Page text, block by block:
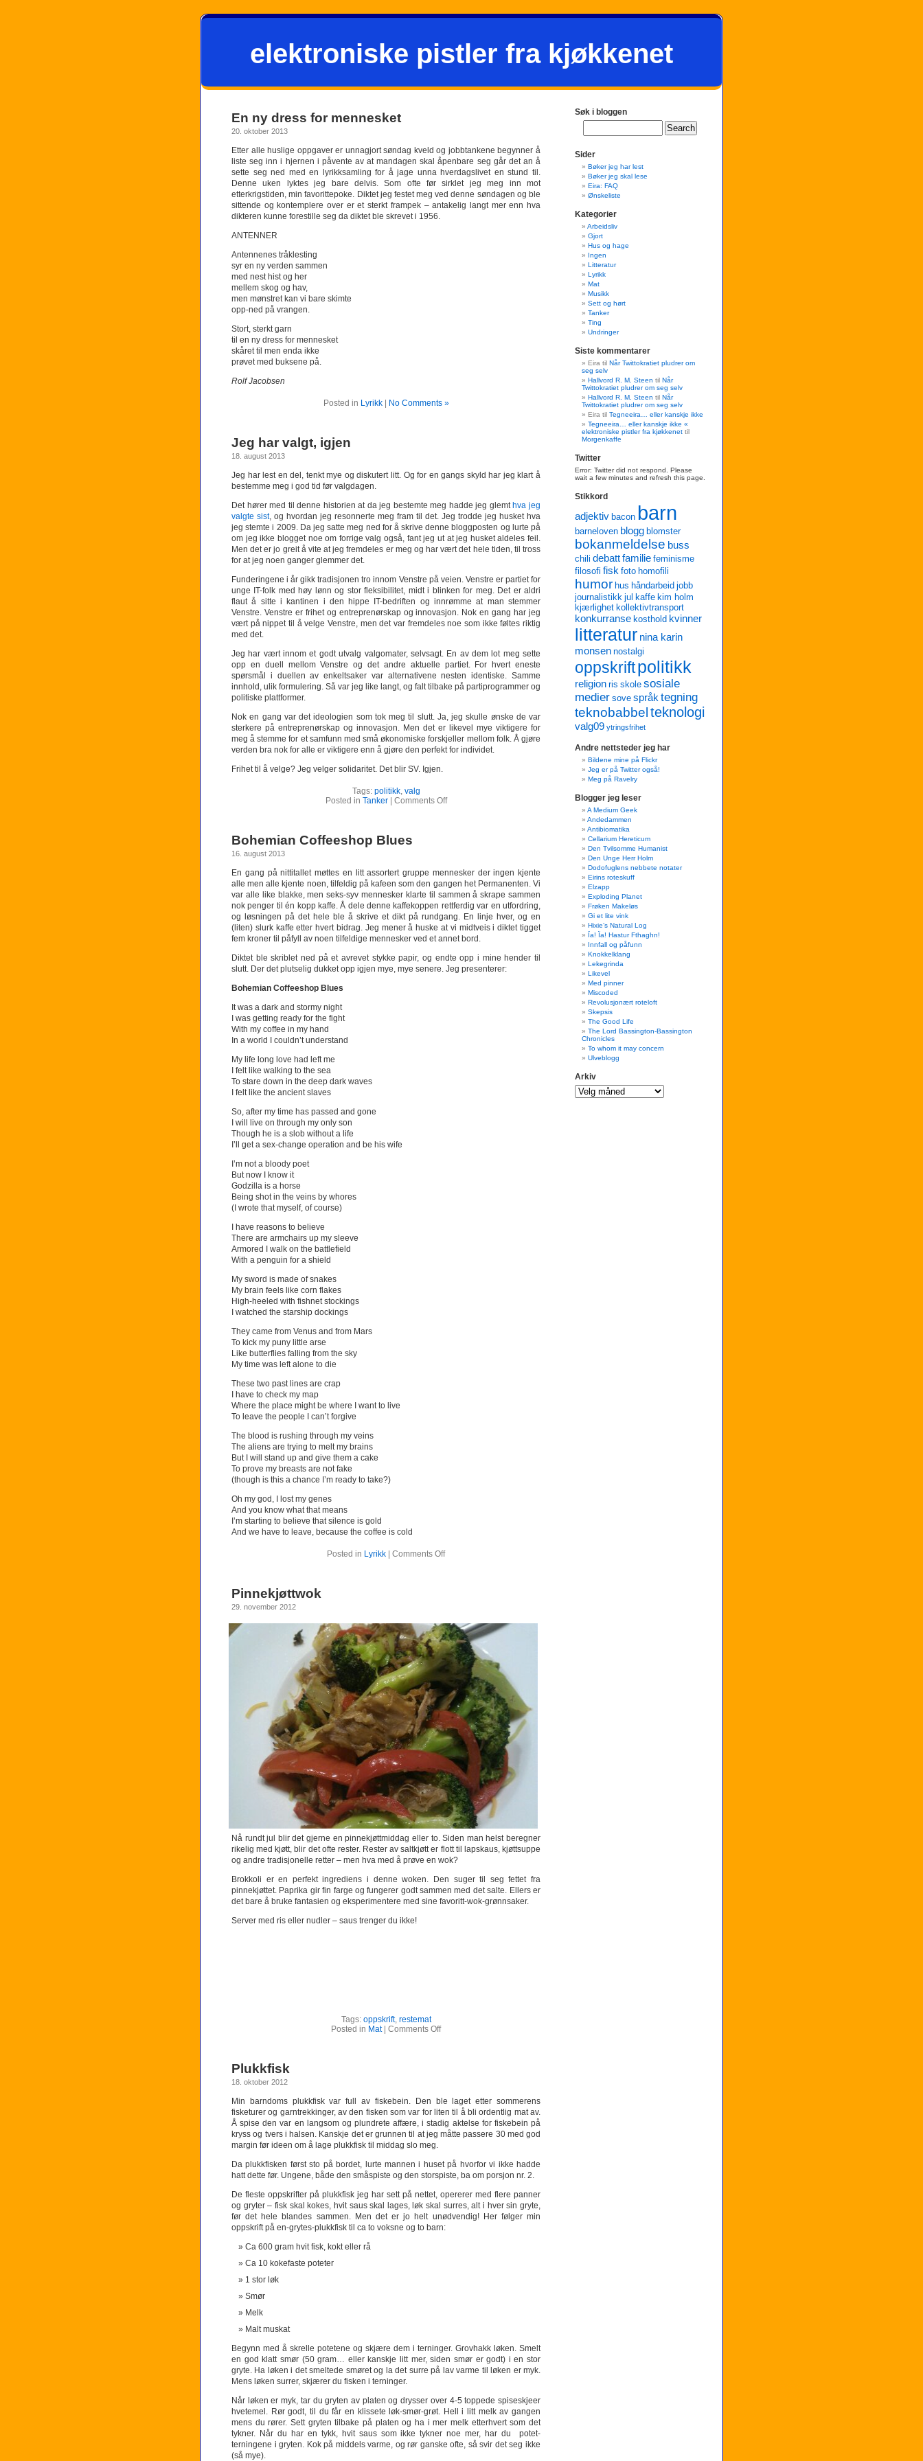
elektroniske pistler fra kjøkkenet
En ny dress for mennesket
20. oktober 2013
Etter alle huslige oppgaver er unnagjort søndag kveld og jobbtankene begynner å
liste seg inn i hjernen i påvente av at mandagen skal åpenbare seg går det an å
sette seg ned med en lyrikksamling for å jage unna hverdagslivet en stund til.
Denne uken lyktes jeg bare delvis. Som ofte før sirklet jeg meg inn mot
etterkrigstiden, min favorittepoke. Diktet jeg festet meg ved denne søndagen og ble
sittende og kontemplere over er et sterkt frampek – antakelig langt mer enn hva
dikteren kunne forestille seg da diktet ble skrevet i 1956.
ANTENNER
Antennenes tråklesting
syr en ny verden sammen
med nest hist og her
mellem skog og hav,
men mønstret kan vi bare skimte
opp-ned på vrangen.
Stort, sterkt garn
til en ny dress for mennesket
skåret til men enda ikke
prøvet med buksene på.
Rolf Jacobsen
Posted in Lyrikk| No Comments »
Jeg har valgt, igjen
18. august 2013
Jeg har lest en del, tenkt mye og diskutert litt. Og for en gangs skyld har jeg klart å
bestemme meg i god tid før valgdagen.
Det hører med til denne historien at da jeg bestemte meg hadde jeg glemt hva jeg
valgte sist, og hvordan jeg resonnerte meg fram til det. Jeg trodde jeg husket hva
jeg stemte i 2009. Da jeg satte meg ned for å skrive denne bloggposten og lurte på
om jeg ikke blogget noe om forrige valg også, fant jeg ut at jeg husket aldeles feil.
Men det er jo greit å vite at jeg fremdeles er meg og har vært det hele tiden, til tross
for at jeg noen ganger glemmer det.
Funderingene i år gikk tradisjonen tro innom Venstre på veien. Venstre er partiet for
unge IT-folk med høy lønn og stor fleksibilitet, midt i blinken for meg. Det er aldri
flaut å sitte i kantinen i den hippe IT-bedriften og innrømme at man stemmer
Venstre. Venstre er frihet og entreprenørskap og innovasjon. Nok en gang har jeg
vært på nippet til å velge Venstre, men det var fremdeles noe som ikke føltes riktig
med det.
Jeg har vært innom et godt utvalg valgomater, selvsagt. En av dem lot meg sette
opp en duell mellom Venstre og det andre aktuelle partiet. For hvert eneste
spørsmål i duellen av enkeltsaker var alternativene nesten identiske. Samme
innhold, ulik formulering. Så var jeg like langt, og falt tilbake på partiprogrammer og
politiske plattformer.
Nok en gang var det ideologien som tok meg til slutt. Ja, jeg skulle ønske de var
sterkere på entreprenørskap og innovasjon. Men det er likevel mye viktigere for
meg å stemme for et samfunn med små økonomiske forskjeller mellom folk. Å gjøre
verden bra nok for alle er viktigere enn å gjøre den perfekt for individet.
Frihet til å velge? Jeg velger solidaritet. Det blir SV. Igjen.
Tags: politikk, valg
Posted in Tanker| Comments Off
Bohemian Coffeeshop Blues
16. august 2013
En gang på nittitallet møttes en litt assortert gruppe mennesker der ingen kjente
alle men alle kjente noen, tilfeldig på kafeen som den gangen het Permanenten. Vi
var alle like blakke, men seks-syv mennesker klarte til sammen å skrape sammen
nok penger til én kopp kaffe. Å dele denne kaffekoppen rettferdig var en utfordring,
og løsningen på det hele ble å skrive et dikt på rundgang. En linje hver, og en
(liten) slurk kaffe etter hvert bidrag. Jeg mener å huske at vi midtveis i diktet tigget
fem kroner til påfyll av noen tilfeldige mennesker ved et annet bord.
Diktet ble skriblet ned på et avrevet stykke papir, og endte opp i mine hender til
slutt. Der det plutselig dukket opp igjen mye, mye senere. Jeg presenterer:
Bohemian Coffeeshop Blues
It was a dark and stormy night
I was getting ready for the fight
With my coffee in my hand
In a world I couldn’t understand
My life long love had left me
I felt like walking to the sea
To stare down in the deep dark waves
I felt like the ancient slaves
So, after my time has passed and gone
I will live on through my only son
Though he is a slob without a life
I’ll get a sex-change operation and be his wife
I’m not a bloody poet
But now I know it
Godzilla is a horse
Being shot in the veins by whores
(I wrote that myself, of course)
I have reasons to believe
There are armchairs up my sleeve
Armored I walk on the battlefield
With a penguin for a shield
My sword is made of snakes
My brain feels like corn flakes
High-heeled with fishnet stockings
I watched the starship dockings
They came from Venus and from Mars
To kick my puny little arse
Like butterflies falling from the sky
My time was left alone to die
These two past lines are crap
I have to check my map
Where the place might be where I want to live
To leave the people I can’t forgive
The blood is rushing through my veins
The aliens are trying to melt my brains
But I will stand up and give them a cake
To prove my breasts are not fake
(though is this a chance I’m ready to take?)
Oh my god, I lost my genes
And you know what that means
I’m starting to believe that silence is gold
And we have to leave, because the coffee is cold
Posted in Lyrikk Comments Off
Pinnekjøttwok
29. november 2012
Nå rundt jul blir det gjerne en pinnekjøttmiddag eller to. Siden man helst beregner
rikelig med kjøtt, blir det ofte rester. Rester av saltkjøtt er flott til lapskaus, kjøttsuppe
og andre tradisjonelle retter – men hva med å prøve en wok?
Brokkoli er en perfekt ingrediens i denne woken. Den suger til seg fettet fra
pinnekjøttet. Paprika gir fin farge og fungerer godt sammen med det salte. Ellers er
det bare å bruke fantasien og eksperimentere med sine favoritt-wok-grønnsaker.
Server med ris eller nudler – saus trenger du ikke!
Tags: oppskrift, restemat
Posted in Mat| Comments Off
Plukkfisk
18. oktober 2012
Min barndoms plukkfisk var full av fiskebein. Den ble laget etter sommerens
fisketurer og garntrekkinger, av den fisken som var for liten til å bli ordentlig mat av.
Å spise den var en langsom og plundrete affære, i stadig aktelse for fiskebein på
kryss og tvers i halsen. Kanskje det er grunnen til at jeg måtte passere 30 med god
margin før ideen om å lage plukkfisk til middag slo meg.
Da plukkfisken først sto på bordet, lurte mannen i huset på hvorfor vi ikke hadde
hatt dette før. Ungene, både den småspiste og den storspiste, ba om porsjon nr. 2.
De fleste oppskrifter på plukkfisk jeg har sett på nettet, opererer med flere panner
og gryter – fisk skal kokes, hvit saus skal lages, løk skal surres, alt i hver sin gryte,
før det hele blandes sammen. Men det er jo helt unødvendig! Her følger min
oppskrift på en-grytes-plukkfisk til ca to voksne og to barn:
Ca 600 gram hvit fisk, kokt eller rå
Ca 10 kokefaste poteter
1 stor løk
Smør
Melk
Malt muskat
Begynn med å skrelle potetene og skjære dem i terninger. Grovhakk løken. Smelt
en god klatt smør (50 gram… eller kanskje litt mer, siden smør er godt) i en stor
gryte. Ha løken i det smeltede smøret og la det surre på lav varme til løken er myk.
Mens løken surrer, skjærer du fisken i terninger.
Når løken er myk, tar du gryten av platen og drysser over 4-5 toppede spiseskjeer
hvetemel. Rør godt, til du får en klissete løk-smør-grøt. Hell i litt melk av gangen
mens du rører. Sett gryten tilbake på platen og ha i mer melk etterhvert som det
tykner. Når du har en tykk, hvit saus som ikke tykner noe mer, har du potet-
terningene i gryten. Kok på middels varme, og rør ganske ofte, så svir det seg ikke
(så mye).
Søk i bloggen
Sider
Bøker jeg har lest
Bøker jeg skal lese
Eira: FAQ
Ønskeliste
Kategorier
Arbeidsliv
Gjort
Hus og hage
Ingen
Litteratur
Lyrikk
Mat
Musikk
Sett og hørt
Tanker
Ting
Undringer
Siste kommentarer
Eira til Når Twittokratiet pludrer om
seg selv
Hallvord R. M. Steen til Når
Twittokratiet pludrer om seg selv
Hallvord R. M. Steen til Når
Twittokratiet pludrer om seg selv
Eira til Tegneeira… eller kanskje ikke
Tegneeira… eller kanskje ikke «
elektroniske pistler fra kjøkkenet til
Morgenkaffe
Twitter
Error: Twitter did not respond. Please
wait a few minutes and refresh this page.
Stikkord
adjektiv bacon barn
barneloven blogg blomster
bokanmeldelse buss
chili debattfamilie feminisme
filosofi fisk foto homofili
humor hus håndarbeid jobb
journalistikk jul kaffe kim holm
kjærlighet kollektivtransport
konkurranse kosthold kvinner
litteratur nina karin
monsen nostalgi
oppskriftpolitikk
religion ris skole sosiale
medier sove språk tegning
teknobabbel teknologi
valg09 ytringsfrihet
Andre nettsteder jeg har
Bildene mine på Flickr
Jeg er på Twitter også!
Meg på Ravelry
Blogger jeg leser
A Medium Geek
Andedammen
Antibiomatika
Cellarium Hereticum
Den Tvilsomme Humanist
Den Unge Herr Holm
Dodofuglens nebbete notater
Eirins roteskuff
Elzapp
Exploding Planet
Frøken Makeløs
Gi et lite vink
Hixie’s Natural Log
Ïa! Ïa! Hastur Fthaghn!
Innfall og påfunn
Knokkelklang
Lekegrinda
Likevel
Med pinner
Miscoded
Revolusjonært roteloft
Skepsis
The Good Life
The Lord Bassington-Bassington
Chronicles
To whom it may concern
Ulveblogg
Arkiv